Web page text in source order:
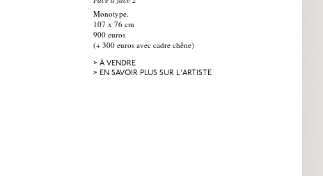
Monotype.
107 x 76 cm
900 euros
(+ 300 euros avec cadre chêne)
> À VENDRE
> EN SAVOIR PLUS SUR L'ARTISTE